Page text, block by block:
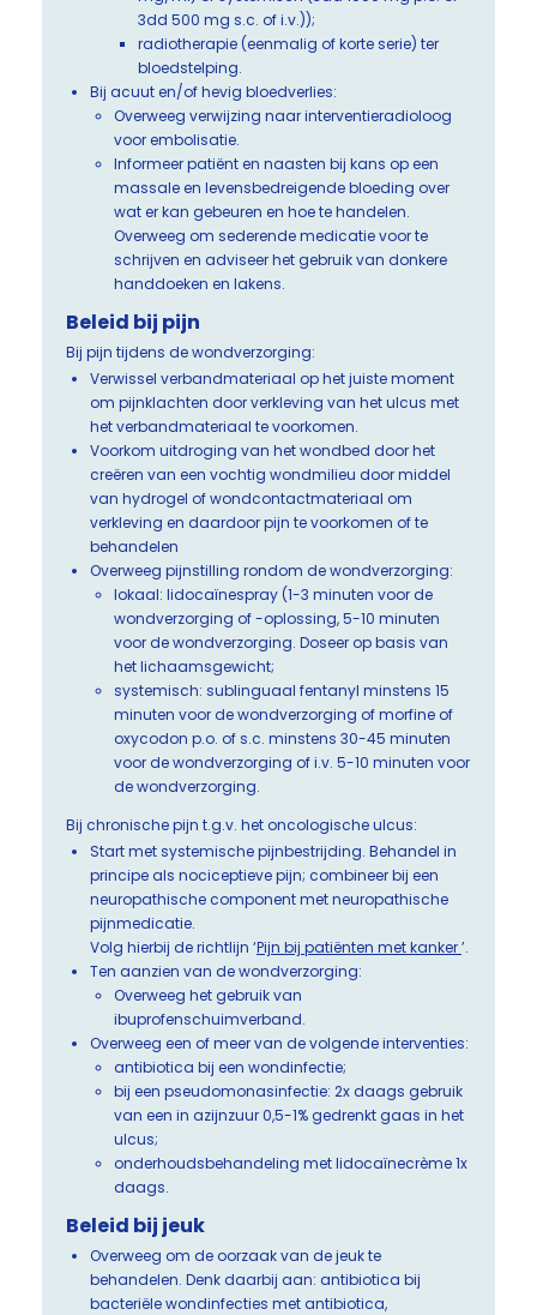
3dd 500 mg s.c. of i.v.));
radiotherapie (eenmalig of korte serie) ter
bloedstelping.
Bij acuut en/of hevig bloedverlies:
Overweeg verwijzing naar interventieradioloog
voor embolisatie.
Informeer patiënt en naasten bij kans op een
massale en levensbedreigende bloeding over
wat er kan gebeuren en hoe te handelen.
Overweeg om sederende medicatie voor te
schrijven en adviseer het gebruik van donkere
handdoeken en lakens.
Beleid bij pijn
Bij pijn tijdens de wondverzorging:
Verwissel verbandmateriaal op het juiste moment
om pijnklachten door verkleving van het ulcus met
het verbandmateriaal te voorkomen.
Voorkom uitdroging van het wondbed door het
creëren van een vochtig wondmilieu door middel
van hydrogel of wondcontactmateriaal om
verkleving en daardoor pijn te voorkomen of te
behandelen
Overweeg pijnstilling rondom de wondverzorging:
lokaal: lidocaïnespray (1-3 minuten voor de
wondverzorging of -oplossing, 5-10 minuten
voor de wondverzorging. Doseer op basis van
het lichaamsgewicht;
systemisch: sublinguaal fentanyl minstens 15
minuten voor de wondverzorging of morfine of
oxycodon p.o. of s.c. minstens 30-45 minuten
voor de wondverzorging of i.v. 5-10 minuten voor
de wondverzorging.
Bij chronische pijn t.g.v. het oncologische ulcus:
Start met systemische pijnbestrijding. Behandel in
principe als nociceptieve pijn; combineer bij een
neuropathische component met neuropathische
pijnmedicatie.
Volg hierbij de richtlijn ‘Pijn bij patiënten met kanker’.
Ten aanzien van de wondverzorging:
Overweeg het gebruik van
ibuprofenschuimverband.
Overweeg een of meer van de volgende interventies:
antibiotica bij een wondinfectie;
bij een pseudomonasinfectie: 2x daags gebruik
van een in azijnzuur 0,5-1% gedrenkt gaas in het
ulcus;
onderhoudsbehandeling met lidocaïnecrème 1x
daags.
Beleid bij jeuk
Overweeg om de oorzaak van de jeuk te
behandelen. Denk daarbij aan: antibiotica bij
bacteriële wondinfecties met antibiotica,